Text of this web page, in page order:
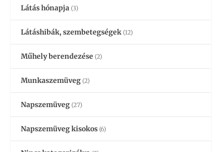
Látás hónapja (3)
Látáshibák, szembetegségek (12)
Műhely berendezése (2)
Munkaszemüveg (2)
Napszemüveg (27)
Napszemüveg kisokos (6)